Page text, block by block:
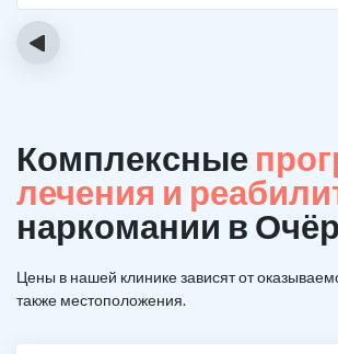
‹
Комплексные
лечения и
наркомании в
Цены в нашей клинике зависят от
также местоположения.